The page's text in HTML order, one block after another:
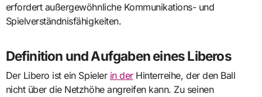
erfordert außergewöhnliche Kommunikations- und
Spielverständnisfähigkeiten.
Definition und Aufgaben eines Liberos
Der Libero ist ein Spieler in derHinterreihe, der den Ball
nicht über die Netzhöhe angreifen kann. Zu seinen